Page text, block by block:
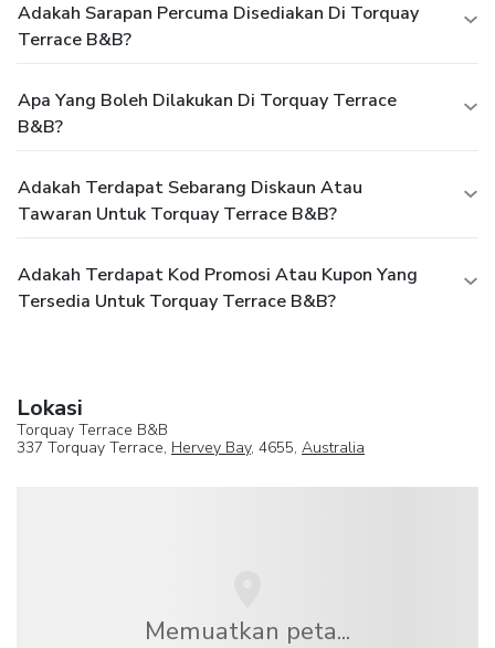
Adakah Sarapan Percuma Disediakan Di Torquay
Terrace B&B?
Apa Yang Boleh Dilakukan Di Torquay Terrace
B&B?
Adakah Terdapat Sebarang Diskaun Atau
Tawaran Untuk Torquay Terrace B&B?
Adakah Terdapat Kod Promosi Atau Kupon Yang
Tersedia Untuk Torquay Terrace B&B?
Lokasi
Torquay Terrace B&B
337 Torquay Terrace, Hervey Bay, 4655, Australia
Memuatkan peta...